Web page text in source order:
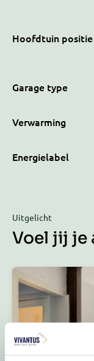
Hoofdtuin positie
Garage type
Verwarming
Energielabel
Uitgelicht
Voel jij je